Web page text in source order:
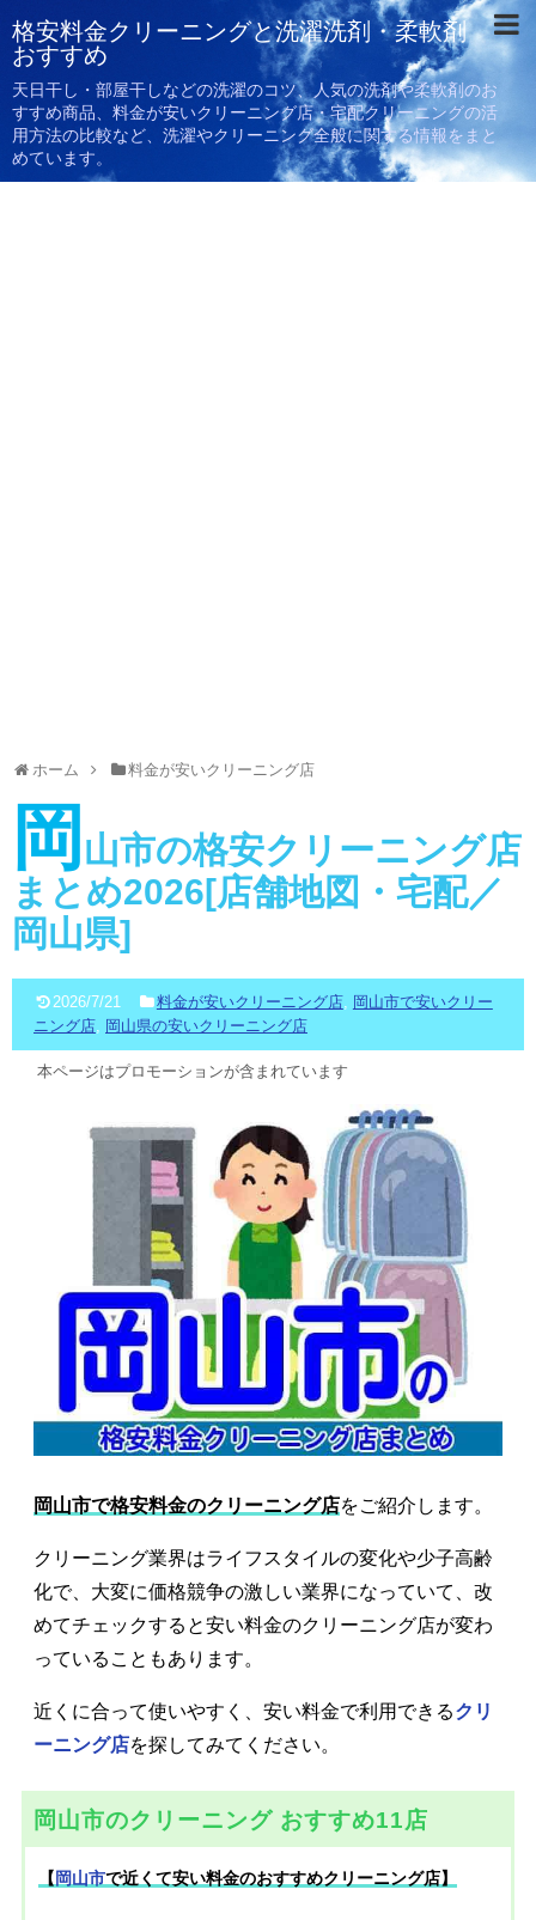
格安料金クリーニングと洗濯洗剤・柔軟剤
おすすめ
天日干し・部屋干しなどの洗濯のコツ、人気の洗剤や柔軟剤のお
すすめ商品、料金が安いクリーニング店・宅配クリーニングの活
用方法の比較など、洗濯やクリーニング全般に関する情報をまと
めています。
ホーム 料金が安いクリーニング店
岡 山市の格安クリーニング店
まとめ2026[店舗地図・宅配／
岡山県]
2026/7/21 料金が安いクリーニング店, 岡山市で安いクリー
ニング店, 岡山県の安いクリーニング店
本ページはプロモーションが含まれています
岡山市で格安料金のクリーニング店をご紹介します。
クリーニング業界はライフスタイルの変化や少子高齢
化で、大変に価格競争の激しい業界になっていて、改
めてチェックすると安い料金のクリーニング店が変わ
っていることもあります。
近くに合って使いやすく、安い料金で利用できるクリ
ーニング店を探してみてください。
岡山市のクリーニング おすすめ11店
【岡山市で近くて安い料金のおすすめクリーニング店】